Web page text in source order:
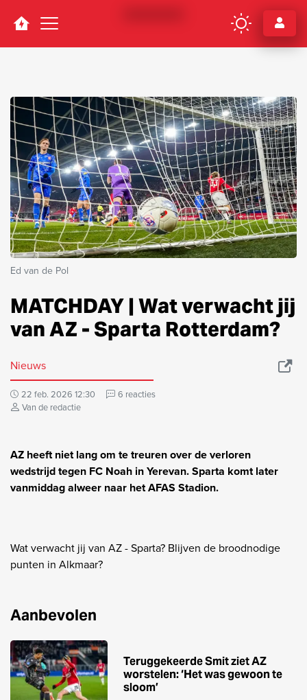
Navigation
Ed van de Pol
MATCHDAY | Wat verwacht jij
van AZ - Sparta Rotterdam?
Nieuws
22 feb. 2026 12:30
6 reacties
Van de redactie
AZ heeft niet lang om te treuren over de verloren
wedstrijd tegen FC Noah in Yerevan. Sparta komt later
vanmiddag alweer naar het AFAS Stadion.
Wat verwacht jij van AZ - Sparta? Blijven de broodnodige
punten in Alkmaar?
Aanbevolen
Teruggekeerde Smit ziet AZ
worstelen: ‘Het was gewoon te
sloom’